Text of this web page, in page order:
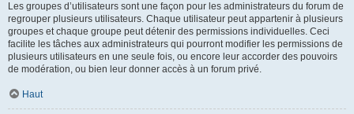
Les groupes d’utilisateurs sont une façon pour les administrateurs du forum de
regrouper plusieurs utilisateurs. Chaque utilisateur peut appartenir à plusieurs
groupes et chaque groupe peut détenir des permissions individuelles. Ceci
facilite les tâches aux administrateurs qui pourront modifier les permissions de
plusieurs utilisateurs en une seule fois, ou encore leur accorder des pouvoirs
de modération, ou bien leur donner accès à un forum privé.
Haut